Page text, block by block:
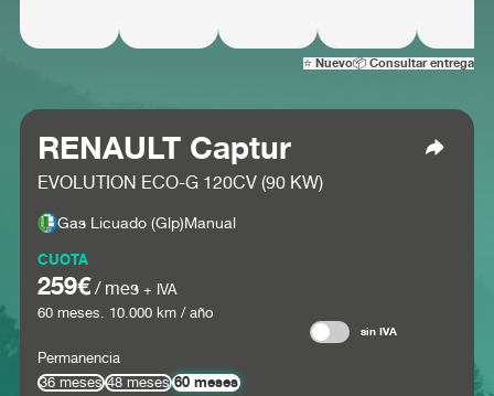
⭐ Nuevo📦 Consultar entrega
RENAULT Captur
EVOLUTION ECO-G 120CV (90 KW)
Gas Licuado (glp)Manual
CUOTA
259€/ mes + IVA
60meses. 10.000km / año
sin IVA
Permanencia
36 meses
48 meses 60 meses